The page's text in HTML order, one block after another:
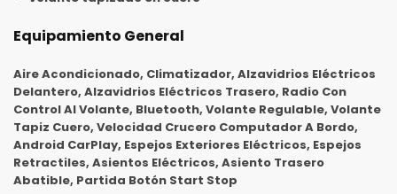
Equipamiento General
Aire Acondicionado, Climatizador, Alzavidrios Eléctricos
Delantero, Alzavidrios Eléctricos Trasero, Radio Con
Control Al Volante, Bluetooth, Volante Regulable, Volante
Tapiz Cuero, Velocidad Crucero Computador A Bordo,
Android CarPlay, Espejos Exteriores Eléctricos, Espejos
Retractiles, Asientos Eléctricos, Asiento Trasero
Abatible, Partida Botón Start Stop